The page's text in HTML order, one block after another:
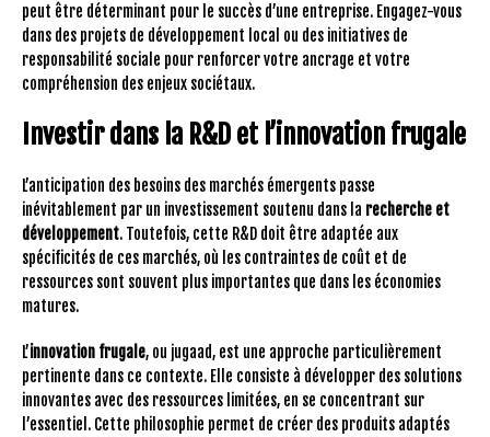
peut être déterminant pour le succès d’une entreprise. Engagez-vous
dans des projets de développement local ou des initiatives de
responsabilité sociale pour renforcer votre ancrage et votre
compréhension des enjeux sociétaux.
Investir dans la R&D et l’innovation frugale
L’anticipation des besoins des marchés émergents passe
inévitablement par un investissement soutenu dans la recherche et
développement. Toutefois, cette R&D doit être adaptée aux
spécificités de ces marchés, où les contraintes de coût et de
ressources sont souvent plus importantes que dans les économies
matures.
L’innovation frugale, ou jugaad, est une approche particulièrement
pertinente dans ce contexte. Elle consiste à développer des solutions
innovantes avec des ressources limitées, en se concentrant sur
l’essentiel. Cette philosophie permet de créer des produits adaptés